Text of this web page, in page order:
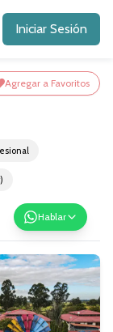
Iniciar Sesión
Agregar a Favoritos
Hablar